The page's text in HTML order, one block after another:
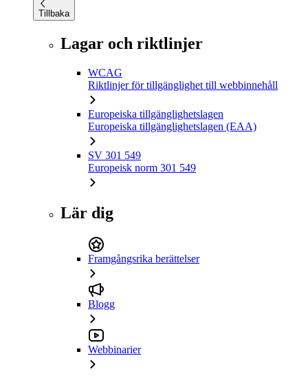
Tillbaka
Lagar och riktlinjer
WCAG
Riktlinjer för tillgänglighet till webbinnehåll
Europeiska tillgänglighetslagen
Europeiska tillgänglighetslagen (EAA)
SV 301 549
Europeisk norm 301 549
Lär dig
Framgångsrika berättelser
Blogg
Webbinarier